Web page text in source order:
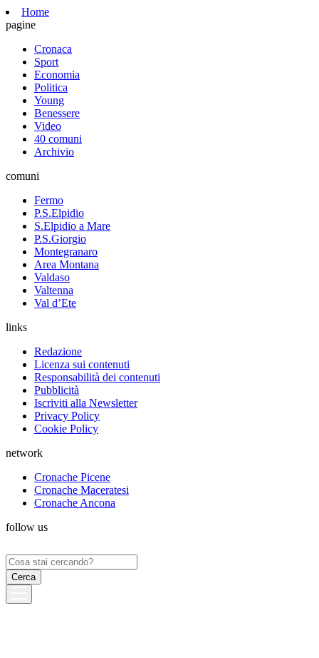
Home
pagine
Cronaca
Sport
Economia
Politica
Young
Benessere
Video
40 comuni
Archivio
comuni
Fermo
P.S.Elpidio
S.Elpidio a Mare
P.S.Giorgio
Montegranaro
Area Montana
Valdaso
Valtenna
Val d’Ete
links
Redazione
Licenza sui contenuti
Responsabilità dei contenuti
Pubblicità
Iscriviti alla Newsletter
Privacy Policy
Cookie Policy
network
Cronache Picene
Cronache Maceratesi
Cronache Ancona
follow us
Ricerca
per: